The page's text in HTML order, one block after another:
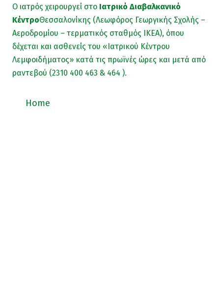
Ο ιατρός χειρουργεί στο Ιατρικό Διαβαλκανικό
ΚέντροΘεσσαλονίκης (Λεωφόρος Γεωργικής Σχολής –
Αεροδρομίου – τερματικός σταθμός ΙΚΕΑ), όπου
δέχεται και ασθενείς του «Ιατρικού Κέντρου
Λεμφοιδήματος» κατά τις πρωϊνές ώρες και μετά από
ραντεβού (2310 400 463 & 464 ).
Home